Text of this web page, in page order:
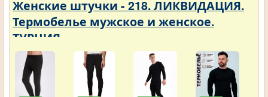
Женские штучки - 218. ЛИКВИДАЦИЯ.
Термобелье мужское и женское.
ТУРЦИЯ